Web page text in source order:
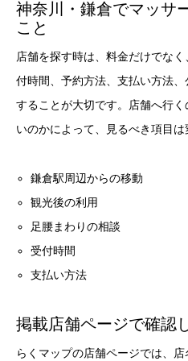
神奈川・鎌倉でマッサ
こと
店舗を探す時は、料金だけでな
付時間、予約方法、支払い方法
することが大切です。店舗へ行
いのかによって、見るべき項目は
鎌倉駅周辺からの移動
観光後の利用
足腰まわりの相談
受付時間
支払い方法
掲載店舗ページで確認
らくマップの店舗ページでは、